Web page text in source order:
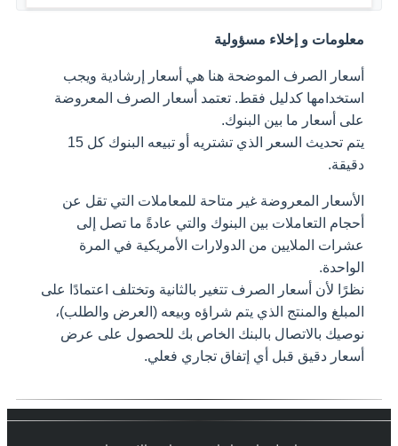
معلومات و إخلاء مسؤولية
أسعار الصرف الموضحة هنا هي أسعار إرشادية ويجب
استخدامها كدليل فقط. تعتمد أسعار الصرف المعروضة
على أسعار ما بين البنوك.
يتم تحديث السعر الذي تشتريه أو تبيعه البنوك كل 15
دقيقة.
الأسعار المعروضة غير متاحة للمعاملات التي تقل عن
أحجام التعاملات بين البنوك والتي عادةً ما تصل إلى
عشرات الملايين من الدولارات الأمريكية في المرة
الواحدة.
نظرًا لأن أسعار الصرف تتغير بالثانية وتختلف اعتمادًا على
المبلغ والمنتج الذي يتم شراؤه وبيعه (العرض والطلب)،
نوصيك بالاتصال بالبنك الخاص بك للحصول على عرض
أسعار دقيق قبل أي إتفاق تجاري فعلي.